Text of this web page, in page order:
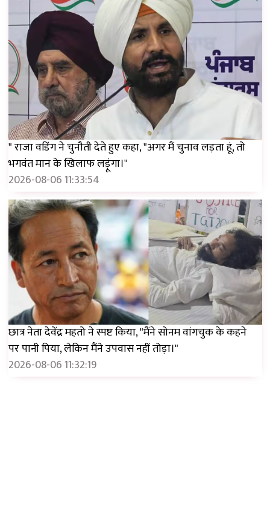
" राजा वडिंग ने चुनौती देते हुए कहा, "अगर मैं चुनाव लड़ता हूं, तो
भगवंत मान के खिलाफ लड़ूंगा।"
2026-08-06 11:33:54
छात्र नेता देवेंद्र महतो ने स्पष्ट किया, "मैंने सोनम वांगचुक के कहने
पर पानी पिया, लेकिन मैंने उपवास नहीं तोड़ा।"
2026-08-06 11:32:19